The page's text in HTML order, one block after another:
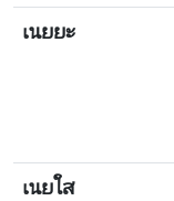
เนยยะ
เนยใส